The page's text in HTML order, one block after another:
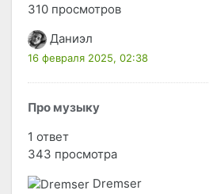
310 просмотров
Даниэл
16 февраля 2025, 02:38
Про музыку
1 ответ
343 просмотра
Dremser